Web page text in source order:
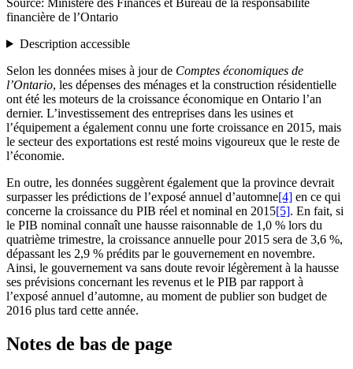
financière de l’Ontario
Description accessible
Selon les données mises à jour de Comptes économiques de
l’Ontario, les dépenses des ménages et la construction résidentielle
ont été les moteurs de la croissance économique en Ontario l’an
dernier. L’investissement des entreprises dans les usines et
l’équipement a également connu une forte croissance en 2015, mais
le secteur des exportations est resté moins vigoureux que le reste de
l’économie.
En outre, les données suggèrent également que la province devrait
surpasser les prédictions de l’exposé annuel d’automne[4] en ce qui
concerne la croissance du PIB réel et nominal en 2015[5]. En fait, si
le PIB nominal connaît une hausse raisonnable de 1,0 % lors du
quatrième trimestre, la croissance annuelle pour 2015 sera de 3,6 %,
dépassant les 2,9 % prédits par le gouvernement en novembre.
Ainsi, le gouvernement va sans doute revoir légèrement à la hausse
ses prévisions concernant les revenus et le PIB par rapport à
l’exposé annuel d’automne, au moment de publier son budget de
2016 plus tard cette année.
Notes de bas de page